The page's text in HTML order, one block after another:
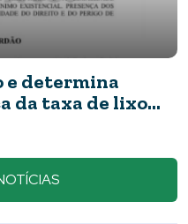
Novos detalhes
apresentavam